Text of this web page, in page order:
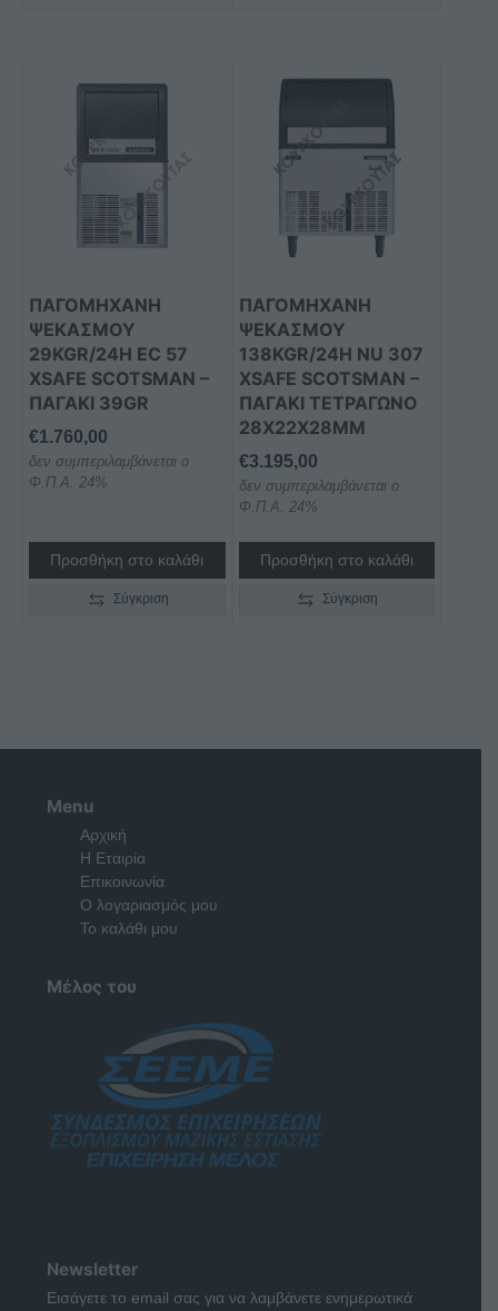
ΠΑΓΟΜΗΧΑΝΗ
ΨΕΚΑΣΜΟΥ
29KGR/24H EC 57
XSAFE SCOTSMAN –
ΠΑΓΆΚΙ 39GR
€1.760,00
δεν συμπεριλαμβάνεται ο
Φ.Π.Α. 24%
Προσθήκη στο καλάθι
Σύγκριση
ΠΑΓΟΜΗΧΑΝΗ
ΨΕΚΑΣΜΟΥ
138KGR/24H NU 307
XSAFE SCOTSMAN –
ΠΑΓΆΚΙ ΤΕΤΡΆΓΩΝΟ
28X22X28MM
€3.195,00
δεν συμπεριλαμβάνεται ο
Φ.Π.Α. 24%
Προσθήκη στο καλάθι
Σύγκριση
Menu
Αρχική
Η Εταιρία
Επικοινωνία
Ο λογαριασμός μου
Το καλάθι μου
Μέλος του
Newsletter
Εισάγετε το email σας για να λαμβάνετε ενημερωτικά